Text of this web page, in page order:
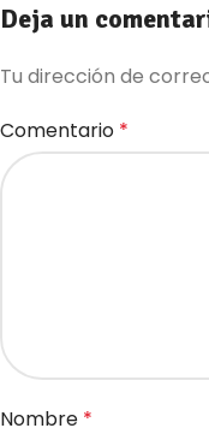
Deja un
Tu dirección de
Comentario *
Nombre *